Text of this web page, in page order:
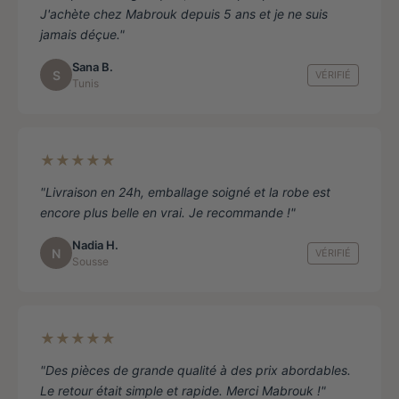
J'achète chez Mabrouk depuis 5 ans et je ne suis
jamais déçue."
S
Sana B.
Tunis
VÉRIFIÉ
★★★★★
"Livraison en 24h, emballage soigné et la robe est
encore plus belle en vrai. Je recommande !"
N
Nadia H.
Sousse
VÉRIFIÉ
★★★★★
"Des pièces de grande qualité à des prix abordables.
Le retour était simple et rapide. Merci Mabrouk !"